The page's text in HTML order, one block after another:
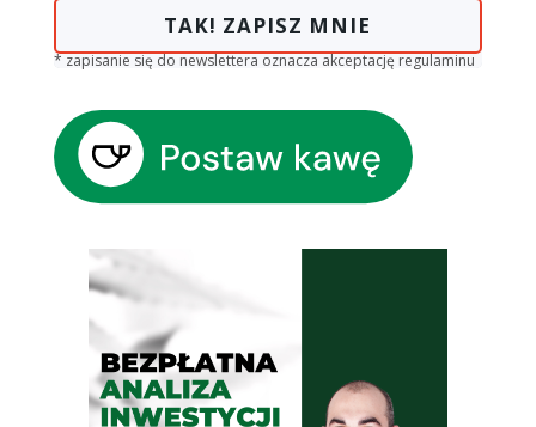
TAK! ZAPISZ MNIE
* zapisanie się do newslettera oznacza akceptację regulaminu